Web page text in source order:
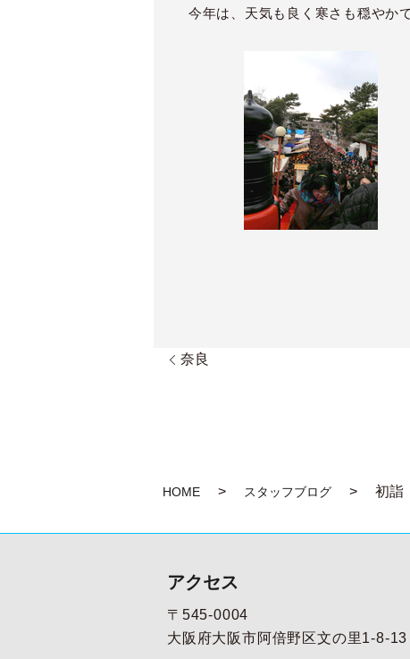
今年は、天気も良く寒さも穏やか
奈良
HOME スタッフブログ 初詣
アクセス
〒545-0004
大阪府大阪市阿倍野区文の里1-8-13